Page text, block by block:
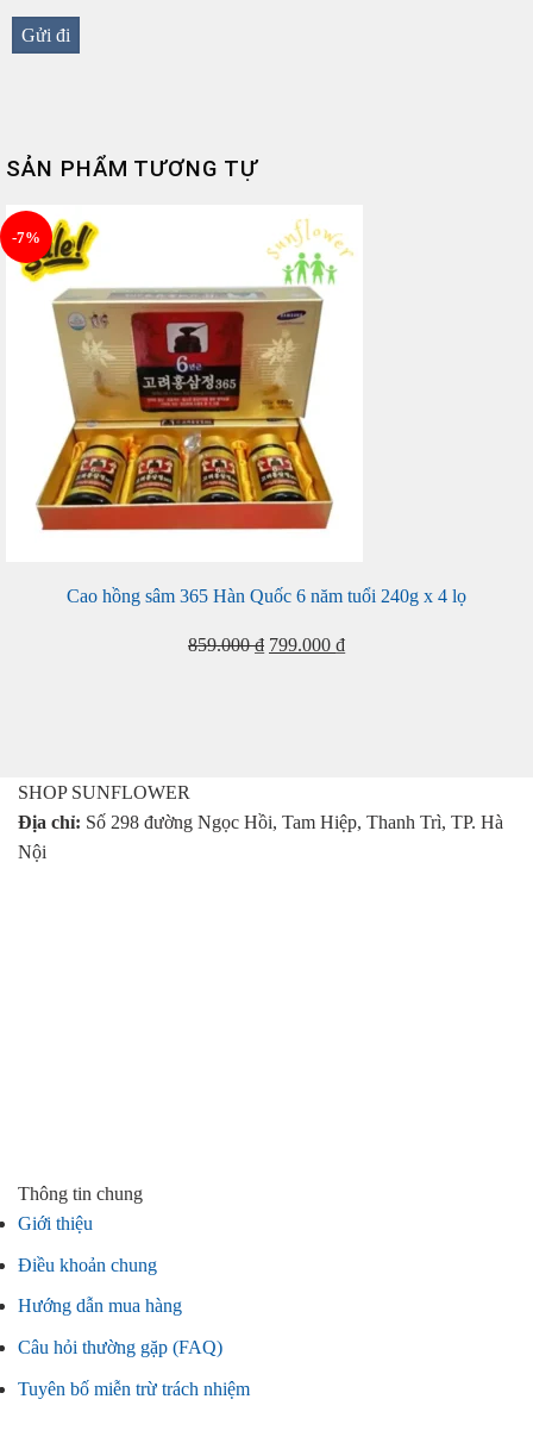
SẢN PHẨM TƯƠNG TỰ
-7%
Cao hồng sâm 365 Hàn Quốc 6 năm tuổi 240g x 4 lọ
859.000₫ Giá
799.000 ₫Giá
SHOP SUNFLOWER
Địa chỉ: Số 298 đường Ngọc Hồi, Tam Hiệp, Thanh Trì, TP. Hà
Nội
Thông tin chung
Giới thiệu
Điều khoản chung
Hướng dẫn mua hàng
Câu hỏi thường gặp (FAQ)
Tuyên bố miễn trừ trách nhiệm